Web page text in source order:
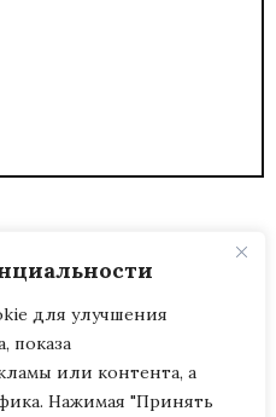
для улучшения
показа
или контента, а
Нажимая "Принять